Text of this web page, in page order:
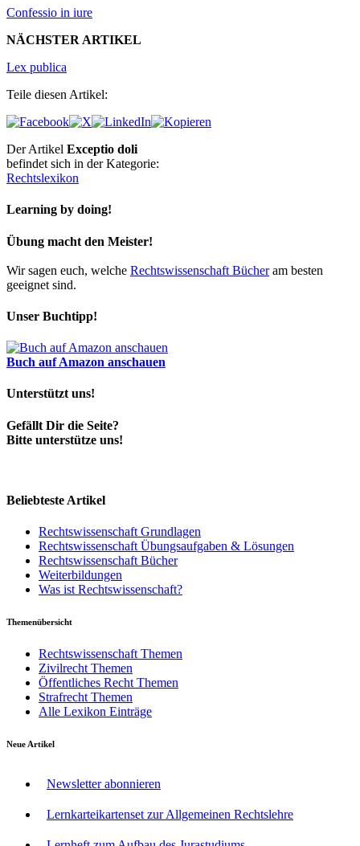
Confessio in iure
NÄCHSTER ARTIKEL
Lex publica
Teile diesen Artikel:
Der Artikel Exceptio doli
befindet sich in der Kategorie:
Rechtslexikon
Learning by doing!
Übung macht den Meister!
Wir sagen euch, welche Rechtswissenschaft Bücheram besten
geeignet sind.
Unser Buchtipp!
Buch auf Amazon anschauen
Unterstützt uns!
Gefällt Dir die Seite?
Bitte unterstütze uns!
Beliebteste Artikel
Rechtswissenschaft Grundlagen
Rechtswissenschaft Übungsaufgaben & Lösungen
Rechtswissenschaft Bücher
Weiterbildungen
Was ist Rechtswissenschaft?
Themenübersicht
Rechtswissenschaft Themen
Zivilrecht Themen
Öffentliches Recht Themen
Strafrecht Themen
Alle Lexikon Einträge
Neue Artikel
Newsletter abonnieren
Lernkarteikartenset zur Allgemeinen Rechtslehre